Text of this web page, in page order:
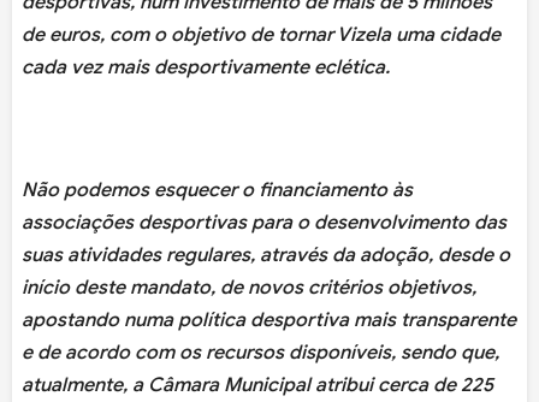
de euros, com o objetivo de tornar Vizela uma cidade
cada vez mais desportivamente eclética.
Não podemos esquecer o financiamento às
associações desportivas para o desenvolvimento das
suas atividades regulares, através da adoção, desde o
início deste mandato, de novos critérios objetivos,
apostando numa política desportiva mais transparente
e de acordo com os recursos disponíveis, sendo que,
atualmente, a Câmara Municipal atribui cerca de 225